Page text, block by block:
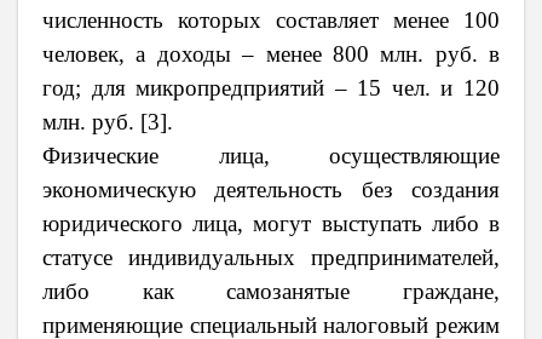
численность которых составляет менее 100
человек, а доходы – менее 800 млн. руб. в
год; для микропредприятий – 15 чел. и 120
млн. руб. [3].
Физические лица, осуществляющие
экономическую деятельность без создания
юридического лица, могут выступать либо в
статусе индивидуальных предпринимателей,
либо как самозанятые граждане,
применяющие специальный налоговый режим